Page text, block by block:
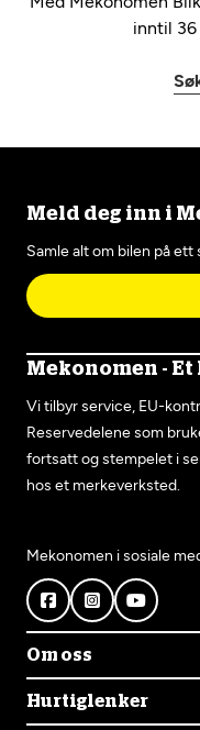
inntil 36
Meld deg inn i
Samle alt om bilen på ett
Mekonomen -
Vi tilbyr service, EU-
Reservedelene som
fortsatt og stempelet i
hos et merkeverksted.
Mekonomen i sosiale
Om oss
Om Mekonomen
Mekonomens historie
Hurtiglenker